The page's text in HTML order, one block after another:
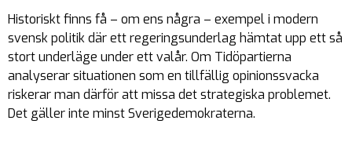
Historiskt finns få – om ens några – exempel i modern
svensk politik där ett regeringsunderlag hämtat upp ett så
stort underläge under ett valår. Om Tidöpartierna
analyserar situationen som en tillfällig opinionssvacka
riskerar man därför att missa det strategiska problemet.
Det gäller inte minst Sverigedemokraterna.